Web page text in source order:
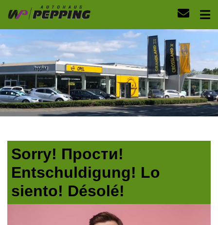
Sorry! Прости!
Entschuldigung! Lo
siento! Désolé!